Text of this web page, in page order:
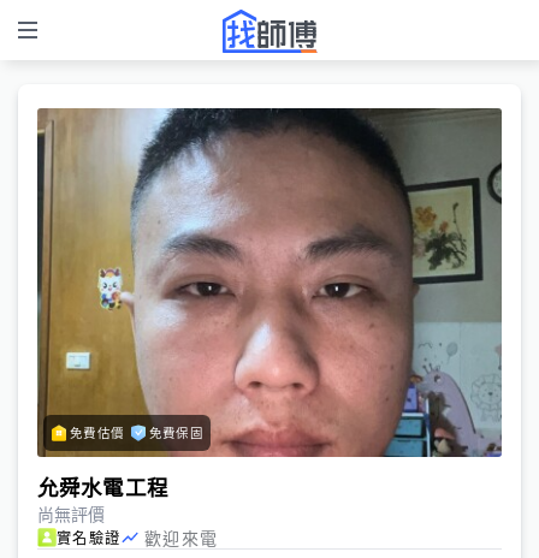
免費估價 免費保固
允舜水電工程
尚無評價
實名驗證 歡迎來電